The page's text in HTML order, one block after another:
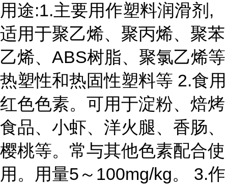
用途:1.主要用作塑料润滑剂,
适用于聚乙烯、聚丙烯、聚苯
乙烯、ABS树脂、聚氯乙烯等
热塑性和热固性塑料等 2.食用
红色色素。可用于淀粉、焙烤
食品、小虾、洋火腿、香肠、
樱桃等。常与其他色素配合使
用。用量5～100mg/kg。 3.作